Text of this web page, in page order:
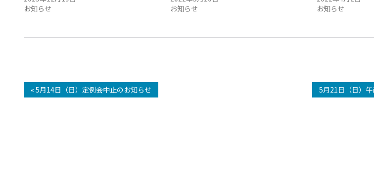
お知らせ
お知らせ
お知らせ
« 5月14日（日）定例会中止のお知らせ 5月21日（日）